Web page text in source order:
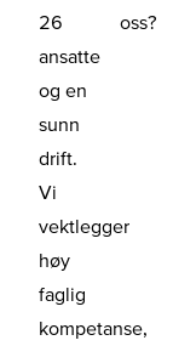
26
ansatte
og en
sunn
drift.
Vi
vektlegger
høy
faglig
kompetanse,
oss?